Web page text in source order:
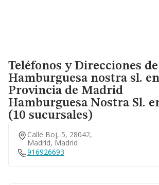
Teléfonos y Direcciones de
Hamburguesa nostra sl.
Provincia de Madrid
Hamburguesa Nostra Sl.
(10 sucursales)
Calle Boj, 5, 28042,
Madrid, Madrid
916926693